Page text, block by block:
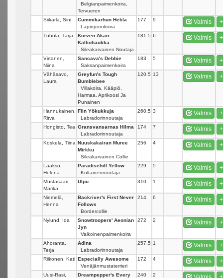
Belgianpaimenkoira,
Tervueren
Siikarla, Sini
Cummikarhun Hekla
Lapinporokoira
177 9 Valmis +
Tuhola, Tarja
Korven Akan
Kalliohaukka
Sileäkarvainen Noutaja
181.5 6 Valmis +
Virtanen,
Niina
Sancava's Debbie
Saksanpaimenkoira
183 5 Valmis +
Vähäsavo,
Laura
Greyfun's Tough
Bumblebee
Villakoira, Kääpiö,
Harmaa, Aprikoosi Ja
Punainen
120.5 13 Valmis +
Hannukainen,
Ritva
Fiin Yökukkuja
Labradorinnoutaja
260.5 3 Valmis +
Hongisto, Tea Gransvansarnas Hilma
Labradorinnoutaja
174 7 Valmis +
Koskela, Tiina Nuuskakairan Muree
Mirkku
Sileäkarvainen Collie
256 4 Valmis +
Laakso,
Helena
Paradisehill Yellow
Kultainennoutaja
229 5 Valmis +
Mustasaari,
Marika
Ulpu 310 1 Valmis +
Niemelä,
Henna
Backriver's First Never
Follows
Bordercollie
214 6 Valmis +
Nylund, Ida
Snowtroopers' Aeonian
Jyn
Valkoinenpaimenkoira
272 2 Valmis +
Ahoranta,
Terja
Adina
Labradorinnoutaja
257.5 1 Valmis +
Riikonen, Kati Especially Awesome
Venäjänmustaterrieri
172 4 Valmis +
Uusi-Rasi, Dreampepper's Every 240 2